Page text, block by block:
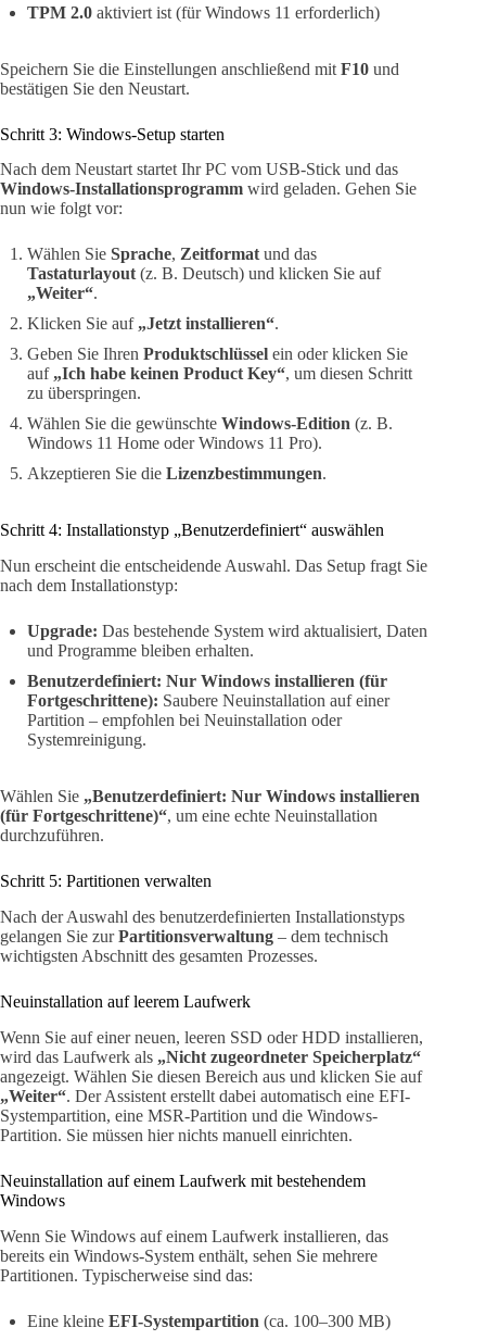
TPM 2.0 aktiviert ist (für Windows 11 erforderlich)
Speichern Sie die Einstellungen anschließend mit F10 und
bestätigen Sie den Neustart.
Schritt 3: Windows-Setup starten
Nach dem Neustart startet Ihr PC vom USB-Stick und das
Windows-Installationsprogramm wird geladen. Gehen Sie
nun wie folgt vor:
Wählen Sie Sprache, Zeitformat und das
Tastaturlayout (z. B. Deutsch) und klicken Sie auf
„Weiter“.
Klicken Sie auf „Jetzt installieren“.
Geben Sie Ihren Produktschlüssel ein oder klicken Sie
auf „Ich habe keinen Product Key“, um diesen Schritt
zu überspringen.
Wählen Sie die gewünschte Windows-Edition (z. B.
Windows 11 Home oder Windows 11 Pro).
Akzeptieren Sie die Lizenzbestimmungen.
Schritt 4: Installationstyp „Benutzerdefiniert“ auswählen
Nun erscheint die entscheidende Auswahl. Das Setup fragt Sie
nach dem Installationstyp:
Upgrade: Das bestehende System wird aktualisiert, Daten
und Programme bleiben erhalten.
Benutzerdefiniert: Nur Windows installieren (für
Fortgeschrittene): Saubere Neuinstallation auf einer
Partition – empfohlen bei Neuinstallation oder
Systemreinigung.
Wählen Sie „Benutzerdefiniert: Nur Windows installieren
(für Fortgeschrittene)“, um eine echte Neuinstallation
durchzuführen.
Schritt 5: Partitionen verwalten
Nach der Auswahl des benutzerdefinierten Installationstyps
gelangen Sie zurPartitionsverwaltung – dem technisch
wichtigsten Abschnitt des gesamten Prozesses.
Neuinstallation auf leerem Laufwerk
Wenn Sie auf einer neuen, leeren SSD oder HDD installieren,
wird das Laufwerk als „Nicht zugeordneter Speicherplatz“
angezeigt. Wählen Sie diesen Bereich aus und klicken Sie auf
„Weiter“. Der Assistent erstellt dabei automatisch eine EFI-
Systempartition, eine MSR-Partition und die Windows-
Partition. Sie müssen hier nichts manuell einrichten.
Neuinstallation auf einem Laufwerk mit bestehendem
Windows
Wenn Sie Windows auf einem Laufwerk installieren, das
bereits ein Windows-System enthält, sehen Sie mehrere
Partitionen. Typischerweise sind das:
Eine kleine EFI-Systempartition (ca. 100–300 MB)